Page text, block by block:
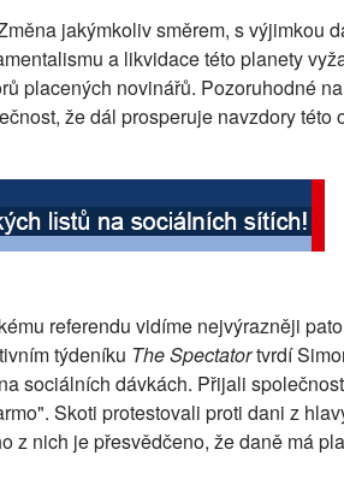
jakýmkoliv směrem, s výjimkou
a likvidace této planety
placených novinářů. Pozoruhodné
že dál prosperuje navzdory této
referendu vidíme nejvýrazněji
týdeníku The Spectatortvrdí
sociálních dávkách. Přijali
Skoti protestovali proti dani z
z nich je přesvědčeno, že daně má